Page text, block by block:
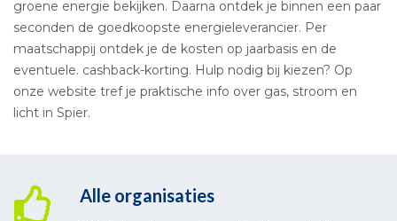
groene energie bekijken. Daarna ontdek je binnen een paar
seconden de goedkoopste energieleverancier. Per
maatschappij ontdek je de kosten op jaarbasis en de
eventuele. cashback-korting. Hulp nodig bij kiezen? Op
onze website tref je praktische info over gas, stroom en
licht in Spier.
Alle organisaties